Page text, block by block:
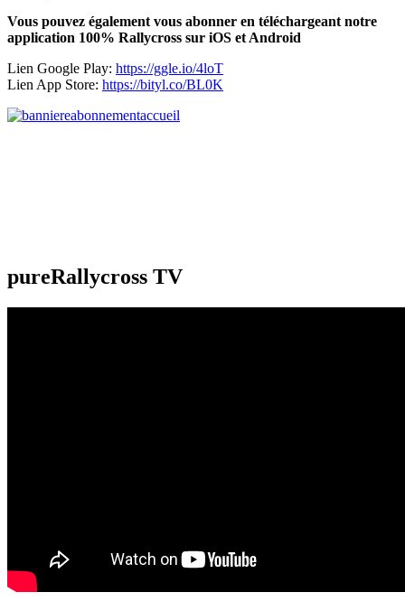
Vous pouvez également vous abonner en téléchargeant notre
application 100% Rallycross sur iOS et Android
Lien Google Play: https://ggle.io/4loT
Lien App Store: https://bityl.co/BL0K
pureRallycross TV